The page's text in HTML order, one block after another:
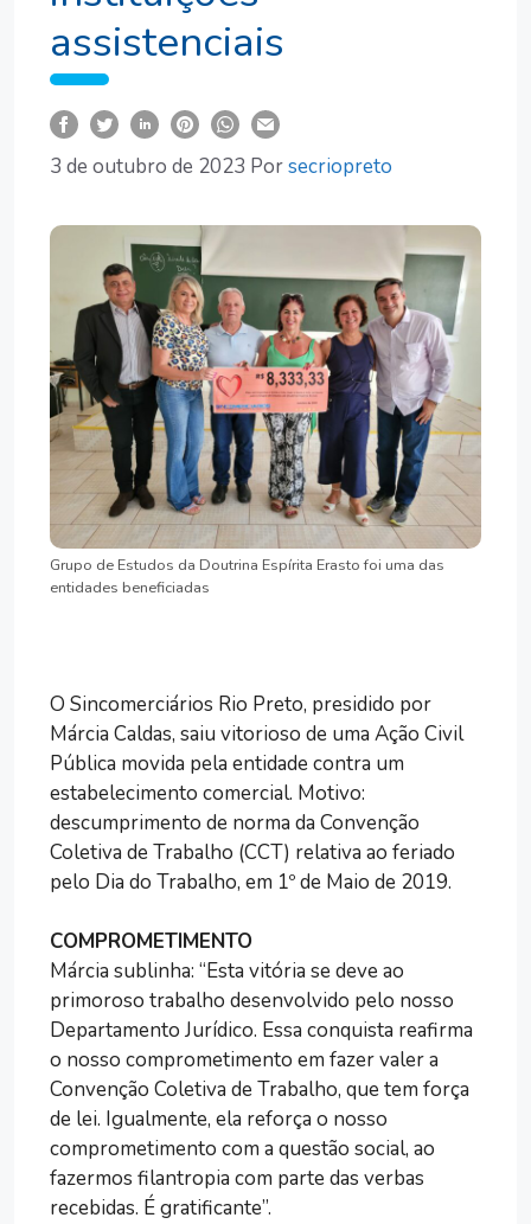
assistenciais
3 de outubro de 2023 Porsecriopreto
Grupo de Estudos da Doutrina Espírita Erasto foi uma das
entidades beneficiadas
O Sincomerciários Rio Preto, presidido por
Márcia Caldas, saiu vitorioso de uma Ação Civil
Pública movida pela entidade contra um
estabelecimento comercial. Motivo:
descumprimento de norma da Convenção
Coletiva de Trabalho (CCT) relativa ao feriado
pelo Dia do Trabalho, em 1º de Maio de 2019.
COMPROMETIMENTO
Márcia sublinha: “Esta vitória se deve ao
primoroso trabalho desenvolvido pelo nosso
Departamento Jurídico. Essa conquista reafirma
o nosso comprometimento em fazer valer a
Convenção Coletiva de Trabalho, que tem força
de lei. Igualmente, ela reforça o nosso
comprometimento com a questão social, ao
fazermos filantropia com parte das verbas
recebidas. É gratificante”.